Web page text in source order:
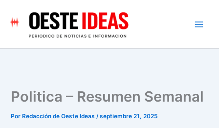
contenido
Politica – Resumen Semanal
Por Redacción de Oeste Ideas/septiembre 21, 2025